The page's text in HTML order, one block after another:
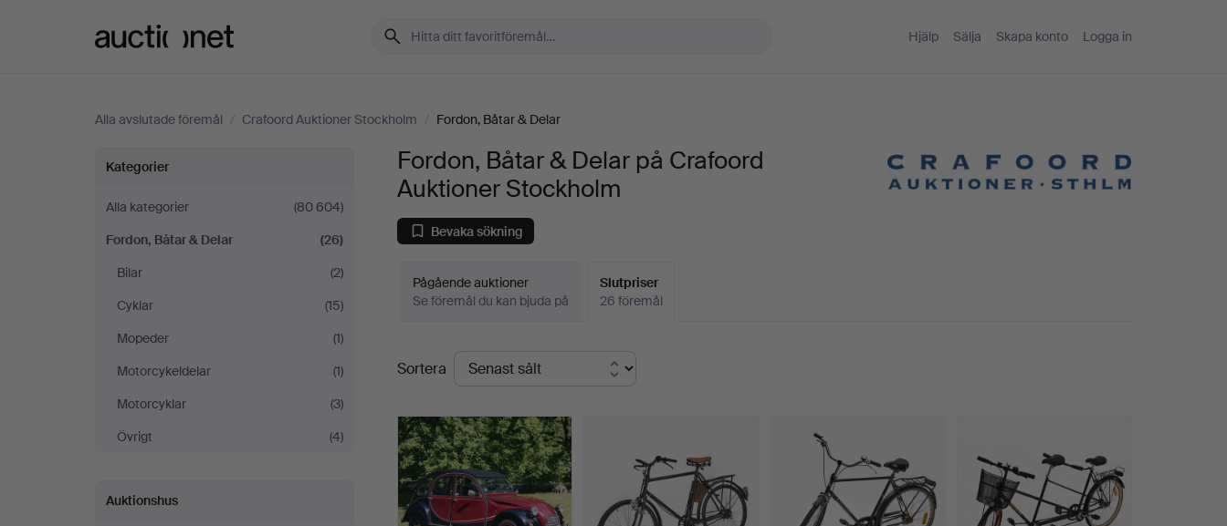
Hjälp Sälja Skapa konto Logga in
Alla avslutade föremål / Crafoord Auktioner Stockholm / Fordon, Båtar & Delar
Fordon,
Båtar
&
Delar
på
Crafoord
Auktioner
Kategorier
Alla kategorier
(80 604)
Fordon, Båtar & Delar
(26)
Bilar
(2)
Cyklar
(15)
Mopeder
(1)
Motorcykeldelar
(1)
Motorcyklar
(3)
Övrigt
(4)
Auktionshus
Fordon, Båtar & Delar på Crafoord
Auktioner Stockholm
Bevaka sökning
Pågående auktioner
Se föremål du kan bjuda på
Slutpriser
26 föremål
Slutpriser
Sortera